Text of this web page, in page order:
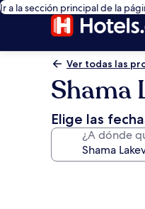
Ir a la sección principal de la
Ver todas las
Shama
Elige las
¿A dónde